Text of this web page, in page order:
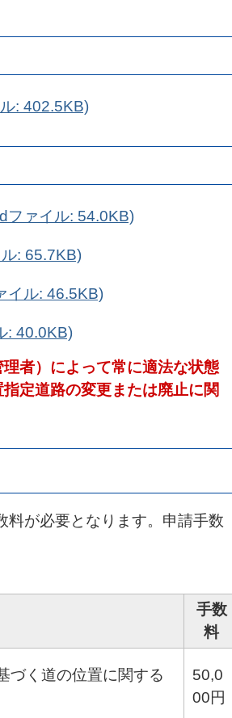
: 402.5KB)
ファイル: 54.0KB)
: 65.7KB)
イル: 46.5KB)
: 40.0KB)
者）によって常に適法な状態
定道路の変更または廃止に関
が必要となります。申請手数
手数
料
づく道の位置に関する
50,0
00円